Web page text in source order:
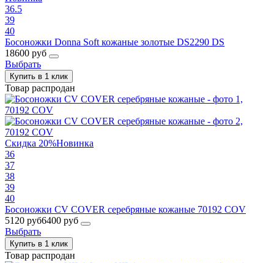
36.5
39
40
Босоножки Donna Soft кожаные золотые DS2290 DS
18600 руб
Выбрать
Купить в 1 клик
Товар распродан
Скидка 20%Новинка
36
37
38
39
40
Босоножки CV COVER серебряные кожаные 70192 COV
5120 руб6400 руб
Выбрать
Купить в 1 клик
Товар распродан